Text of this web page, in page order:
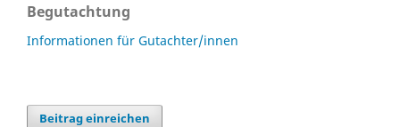
Begutachtung
Informationen für Gutachter/innen
Beitrag einreichen